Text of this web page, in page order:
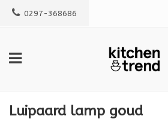
0297-368686
Luipaard lamp goud